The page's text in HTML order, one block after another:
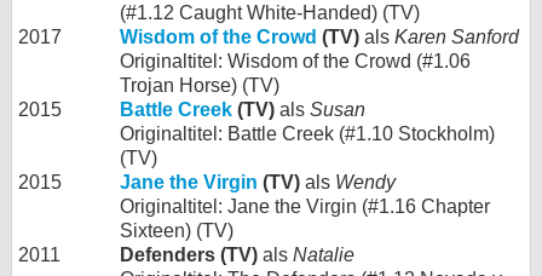
(#1.12 Caught White-Handed) (TV)
2017
Wisdom of the Crowd (TV) als Karen Sanford
Originaltitel: Wisdom of the Crowd (#1.06
Trojan Horse) (TV)
2015
Battle Creek (TV) als Susan
Originaltitel: Battle Creek (#1.10 Stockholm)
(TV)
2015
Jane the Virgin (TV) als Wendy
Originaltitel: Jane the Virgin (#1.16 Chapter
Sixteen) (TV)
2011
Defenders (TV) als Natalie